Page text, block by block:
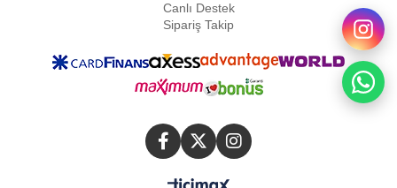
Canlı Destek
Sipariş Takip